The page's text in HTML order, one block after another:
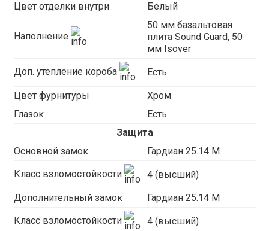
Цвет отделки внутри Белый
Наполнение
50 мм базальтовая
плита Sound Guard, 50
мм Isover
Доп. утепление короба Есть
Цвет фурнитуры
Хром
Глазок
Есть
Защита
Основной замок
Гардиан 25.14 М
Класс взломостойкости 4 (высший)
Дополнительный замок Гардиан 25.14 М
Класс взломостойкости 4 (высший)